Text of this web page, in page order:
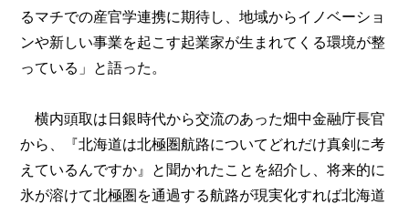
るマチでの産官学連携に期待し、地域からイノベーショ
ンや新しい事業を起こす起業家が生まれてくる環境が整
っている」と語った。
横内頭取は日銀時代から交流のあった畑中金融庁長官
から、『北海道は北極圏航路についてどれだけ真剣に考
えているんですか』と聞かれたことを紹介し、将来的に
氷が溶けて北極圏を通過する航路が現実化すれば北海道